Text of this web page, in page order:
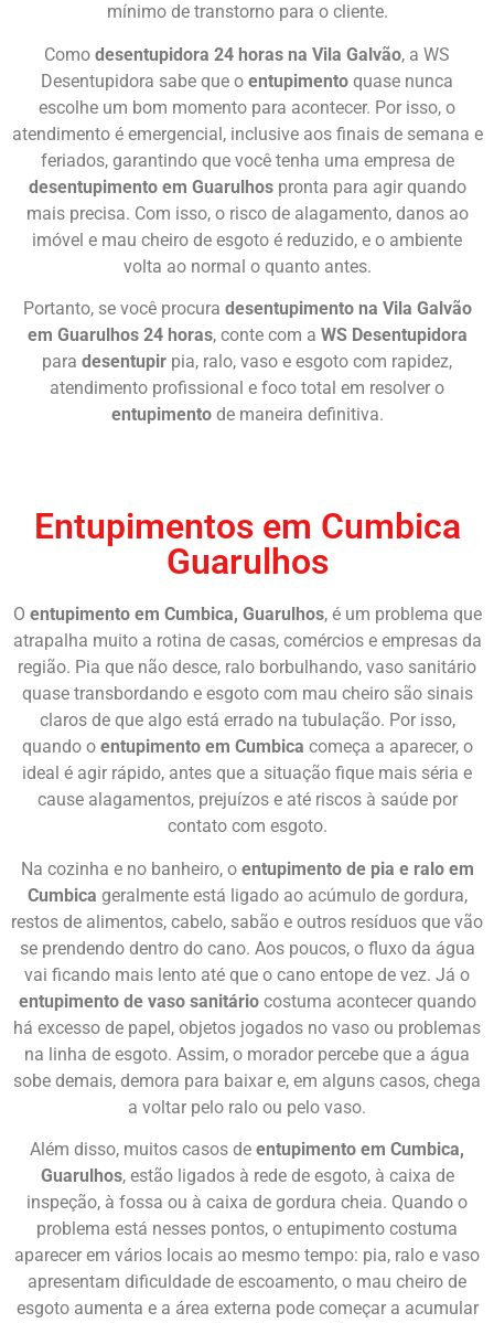
mínimo de transtorno para o cliente.
Como desentupidora 24 horas na Vila Galvão, a WS
Desentupidora sabe que o entupimento quase nunca
escolhe um bom momento para acontecer. Por isso, o
atendimento é emergencial, inclusive aos finais de semana e
feriados, garantindo que você tenha uma empresa de
desentupimento em Guarulhospronta para agir quando
mais precisa. Com isso, o risco de alagamento, danos ao
imóvel e mau cheiro de esgoto é reduzido, e o ambiente
volta ao normal o quanto antes.
Portanto, se você procura desentupimento na Vila Galvão
em Guarulhos 24 horas, conte com a WS Desentupidora
para desentupir pia, ralo, vaso e esgoto com rapidez,
atendimento profissional e foco total em resolver o
entupimentode maneira definitiva.
Entupimentos em Cumbica
Guarulhos
O entupimento em Cumbica, Guarulhos, é um problema que
atrapalha muito a rotina de casas, comércios e empresas da
região. Pia que não desce, ralo borbulhando, vaso sanitário
quase transbordando e esgoto com mau cheiro são sinais
claros de que algo está errado na tubulação. Por isso,
quando o entupimento em Cumbica começa a aparecer, o
ideal é agir rápido, antes que a situação fique mais séria e
cause alagamentos, prejuízos e até riscos à saúde por
contato com esgoto.
Na cozinha e no banheiro, o entupimento de pia e ralo em
Cumbica geralmente está ligado ao acúmulo de gordura,
restos de alimentos, cabelo, sabão e outros resíduos que vão
se prendendo dentro do cano. Aos poucos, o fluxo da água
vai ficando mais lento até que o cano entope de vez. Já o
entupimento de vaso sanitáriocostuma acontecer quando
há excesso de papel, objetos jogados no vaso ou problemas
na linha de esgoto. Assim, o morador percebe que a água
sobe demais, demora para baixar e, em alguns casos, chega
a voltar pelo ralo ou pelo vaso.
Além disso, muitos casos de entupimento em Cumbica,
Guarulhos, estão ligados à rede de esgoto, à caixa de
inspeção, à fossa ou à caixa de gordura cheia. Quando o
problema está nesses pontos, o entupimento costuma
aparecer em vários locais ao mesmo tempo: pia, ralo e vaso
apresentam dificuldade de escoamento, o mau cheiro de
esgoto aumenta e a área externa pode começar a acumular